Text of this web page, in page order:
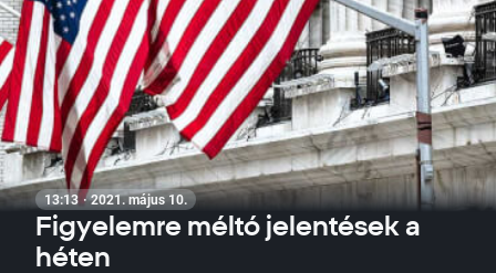
13:13 · 2021. május 10.
Figyelemre méltó jelentések a
héten